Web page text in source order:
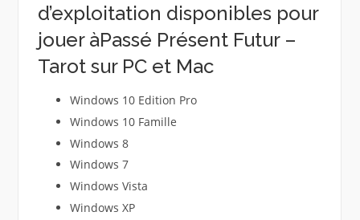
d’exploitation disponibles pour
jouer àPassé Présent Futur –
Tarot sur PC et Mac
Windows 10 Edition Pro
Windows 10 Famille
Windows 8
Windows 7
Windows Vista
Windows XP